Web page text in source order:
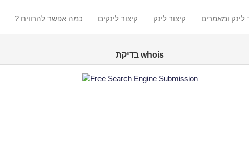
? כמה אפשר להרוויח קיצור לינקים קיצור לינק לינק ומאמרים
בדיקת whois